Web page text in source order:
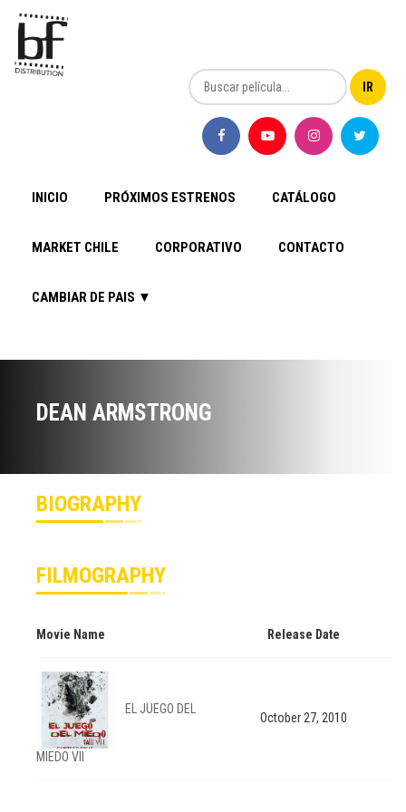
INICIO PRÓXIMOS ESTRENOS CATÁLOGO
MARKET CHILE CORPORATIVO CONTACTO
CAMBIAR DE PAIS ▼
DEAN ARMSTRONG
BIOGRAPHY
FILMOGRAPHY
Movie Name Release Date
EL JUEGO DEL
MIEDO VII
October 27, 2010